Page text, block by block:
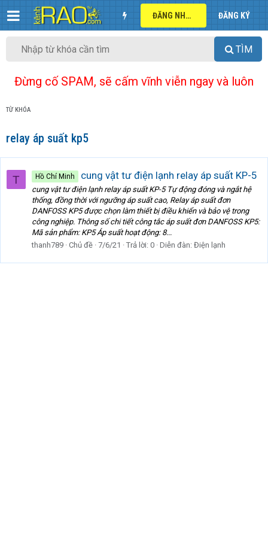
ĐĂNG NHẬP ĐĂNG KÝ
TÌM
Đừng cố SPAM, sẽ cấm vĩnh viễn ngay và luôn
TỪ KHÓA
relay áp suất kp5
T Hồ Chí Minh cung vật tư điện lạnh relay áp suất KP-5
cung vật tư điện lạnh relay áp suất KP-5 Tự động đóng và ngắt hệ
thống, đồng thời với ngưỡng áp suất cao, Relay áp suất đơn
DANFOSS KP5 được chọn làm thiết bị điều khiển và bảo vệ trong
công nghiệp. Thông số chi tiết công tắc áp suất đơn DANFOSS KP5:
Mã sản phẩm: KP5 Áp suất hoạt động: 8...
thanh789 Chủ đề 7/6/21 Trả lời: 0 Diễn đàn: Điện lạnh